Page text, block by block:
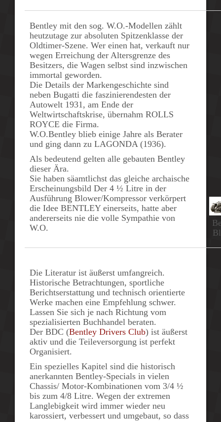
Bentley mit den sog. W.O.-Modellenzählt
heutzutage zur absoluten Spitzenklasse der
Oldtimer-Szene. Wer einen hat, verkauft nur
wegen Erreichung der Altersgrenze des
Besitzers, die Wagen selbst sind inzwischen
immortal geworden.
Die Details der Markengeschichte sind
neben Bugatti die faszinierendesten der
Autowelt 1931, am Ende der
Weltwirtschaftskrise, übernahm ROLLS
ROYCE die Firma.
W.O.Bentleyblieb einige Jahre als Berater
und ging dann zu LAGONDA(1936).
Als bedeutend gelten alle gebauten Bentley
dieser Ära.
Sie haben säamtlichst das gleiche archaische
Erscheinungsbild Der 4 ½ Litrein der
Ausführung Blower/Kompressorverkörpert
die Idee BENTLEY einerseits, hatte aber
andererseits nie die volle Sympathie von
W.O.
Die Literatur ist äußerst umfangreich.
Historische Betrachtungen, sportliche
Berichtserstattung und technisch orientierte
Werke machen eine Empfehlung schwer.
Lassen Sie sich je nach Richtung vom
spezialisierten Buchhandel beraten.
Der BDC (Bentley Drivers Club) ist äußerst
aktiv und die Teileversorgung ist perfekt
Organisiert.
Ein spezielles Kapitel sind die historisch
anerkannten Bentley-Specials in vielen
Chassis/ Motor-Kombinationen vom 3/4 ½
bis zum 4/8 Litre. Wegen der extremen
Langlebigkeit wird immer wieder neu
karossiert, verbessert und umgebaut, so dass